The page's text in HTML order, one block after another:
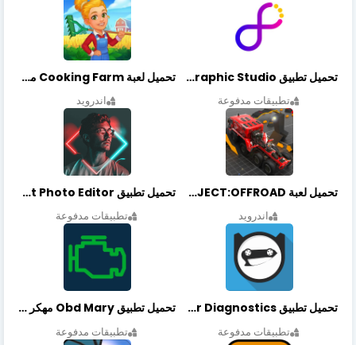
تحميل تطبيق Graphic Studio مهكر أخر إصدار
تطبيقات مدفوعة
تحميل لعبة Cooking Farm مهكرة أخر إصدار
اندرويد
تحميل لعبة PROJECT:OFFROAD مهكرة أخر إصدار
اندرويد
تحميل تطبيق NeonArt Photo Editor مهكر أخر إصدار
تطبيقات مدفوعة
تحميل تطبيق OBDeleven Car Diagnostics مهكر أخر إصدار
تطبيقات مدفوعة
تحميل تطبيق Obd Mary مهكر أخر إصدار
تطبيقات مدفوعة